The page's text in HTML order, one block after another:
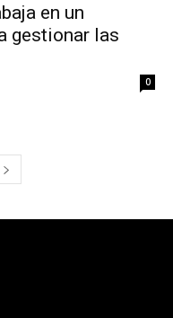
en un
gestionar las
0